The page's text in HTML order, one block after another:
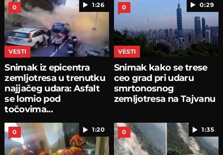
1:26
0
VESTI
Snimak iz epicentra
zemljotresa u trenutku
najjačeg udara: Asfalt
se lomio pod
točovima...
0:29
0
VESTI
Snimak kako se trese
ceo grad pri udaru
smrtonosnog
zemljotresa na Tajvanu
1:20
0 1:35
0